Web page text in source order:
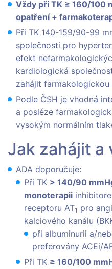
Vždy při TK ≥ 160/100
opatření +
Při TK 140-159/90-99
společnosti pro
efekt
kardiologická
zahájit farmakologickou
Podle ČSH je vhodná
a posléze
vysokým normálním
Jak zahájit a
ADA doporučuje:
Při TK > 140/90
monoterapii
receptoru AT1 pro
kalciového kanálu
při albuminurii a/
preferovány ACEi/
Při TK ≥ 160/100